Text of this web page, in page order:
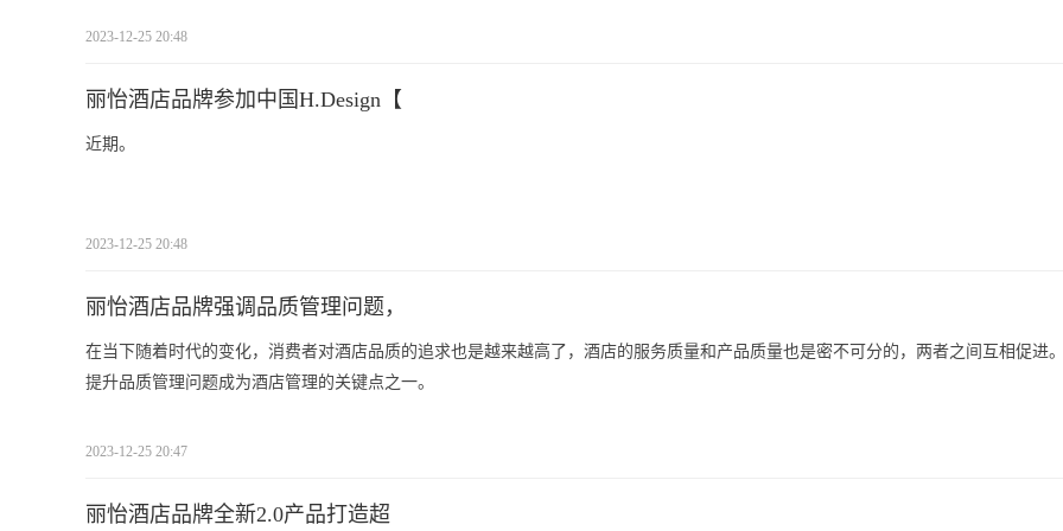
2023-12-25 20:48
丽怡酒店品牌参加中国H.Design【
近期。
2023-12-25 20:48
丽怡酒店品牌强调品质管理问题，
在当下随着时代的变化，消费者对酒店品质的追求也是越来越高了，酒店的服务质量和产品质量也是密不可分的，两者之间互相促进
提升品质管理问题成为酒店管理的关键点之一。
2023-12-25 20:47
丽怡酒店品牌全新2.0产品打造超